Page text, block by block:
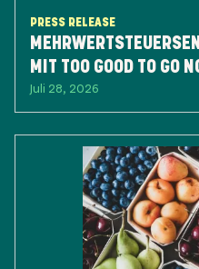
PRESS RELEASE
MIT TOO GOOD TO GO
Juli 28, 2026